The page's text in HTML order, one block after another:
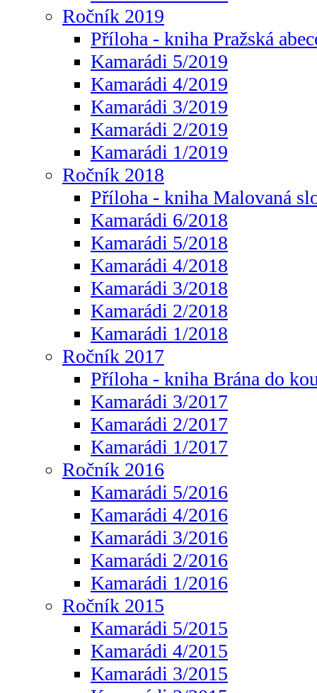
Ročník 2019
Příloha - kniha Pražská
Kamarádi 5/2019
Kamarádi 4/2019
Kamarádi 3/2019
Kamarádi 2/2019
Kamarádi 1/2019
Ročník 2018
Příloha - kniha Malovaná
Kamarádi 6/2018
Kamarádi 5/2018
Kamarádi 4/2018
Kamarádi 3/2018
Kamarádi 2/2018
Kamarádi 1/2018
Ročník 2017
Příloha - kniha Brána do
Kamarádi 3/2017
Kamarádi 2/2017
Kamarádi 1/2017
Ročník 2016
Kamarádi 5/2016
Kamarádi 4/2016
Kamarádi 3/2016
Kamarádi 2/2016
Kamarádi 1/2016
Ročník 2015
Kamarádi 5/2015
Kamarádi 4/2015
Kamarádi 3/2015